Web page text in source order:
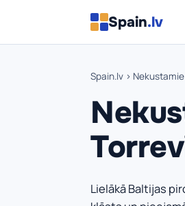
Spain.lv
Spain.lv ›
Lielākā Baltijas